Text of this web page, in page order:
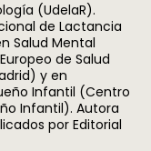
(UdelaR).
de Lactancia
Salud Mental
de Salud
y en
Infantil (Centro
Infantil). Autora
por Editorial